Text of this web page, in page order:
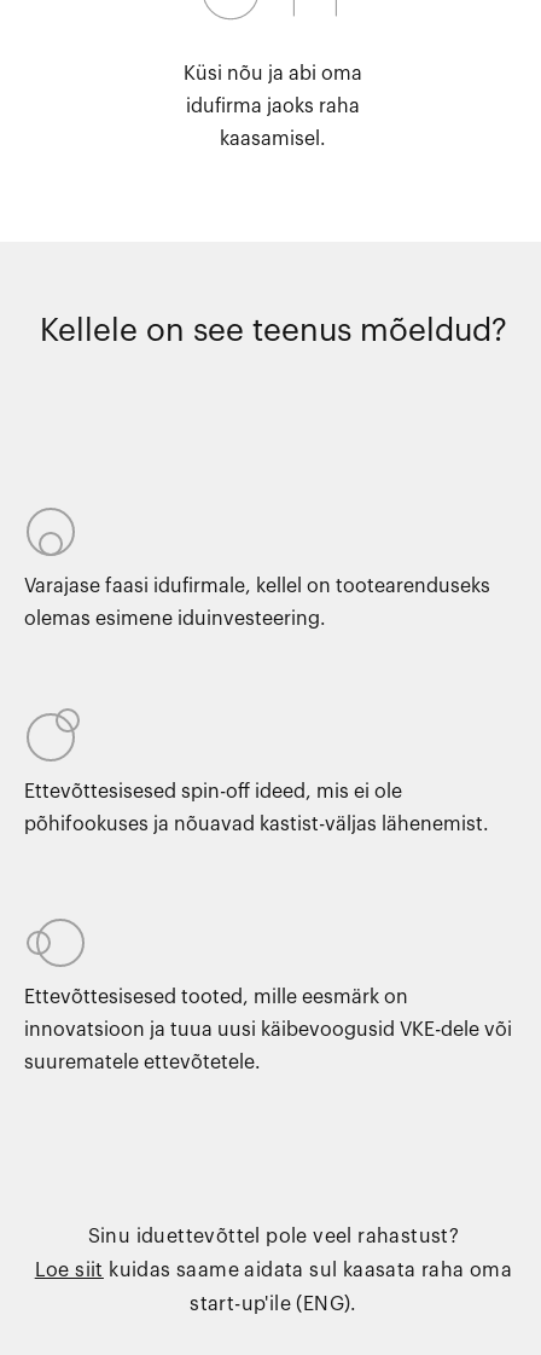
Küsi nõu ja abi oma
idufirma jaoks raha
kaasamisel.
Kellele on see teenus mõeldud?
Varajase faasi idufirmale, kellel on tootearenduseks
olemas esimene iduinvesteering.
Ettevõttesisesed spin-off ideed, mis ei ole
põhifookuses ja nõuavad kastist-väljas lähenemist.
Ettevõttesisesed tooted, mille eesmärk on
innovatsioon ja tuua uusi käibevoogusid VKE-dele või
suurematele ettevõtetele.
Sinu iduettevõttel pole veel rahastust?
Loe siit kuidas saame aidata sul kaasata raha oma
start-up'ile (ENG).